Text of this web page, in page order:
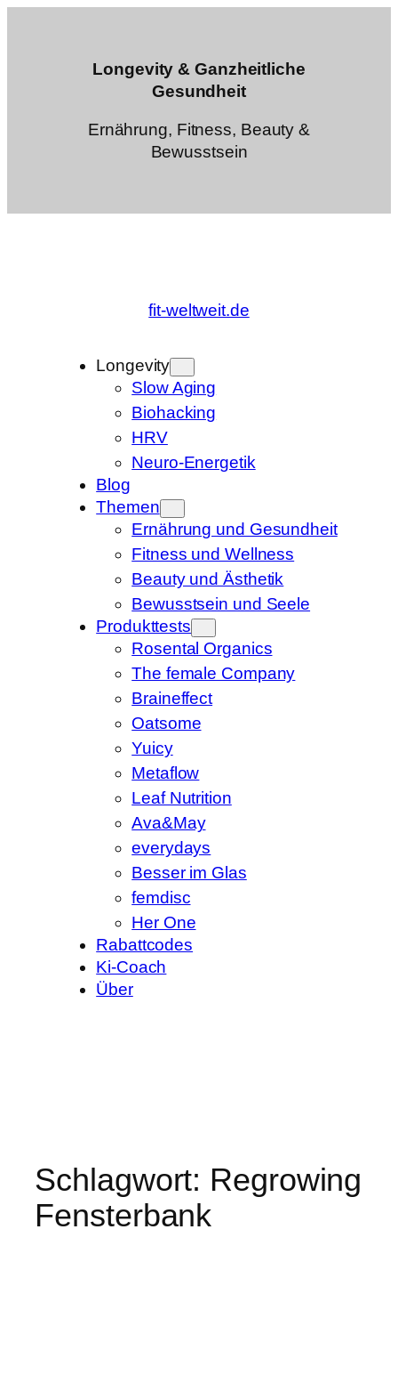
Longevity & Ganzheitliche
Gesundheit
Ernährung, Fitness, Beauty &
Bewusstsein
fit-weltweit.de
Longevity
Slow Aging
Biohacking
HRV
Neuro-Energetik
Blog
Themen
Ernährung und Gesundheit
Fitness und Wellness
Beauty und Ästhetik
Bewusstsein und Seele
Produkttests
Rosental Organics
The female Company
Braineffect
Oatsome
Yuicy
Metaflow
Leaf Nutrition
Ava&May
everydays
Besser im Glas
femdisc
Her One
Rabattcodes
Ki-Coach
Über
Schlagwort: Regrowing
Fensterbank